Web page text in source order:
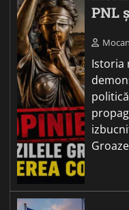
PNL
Istoria